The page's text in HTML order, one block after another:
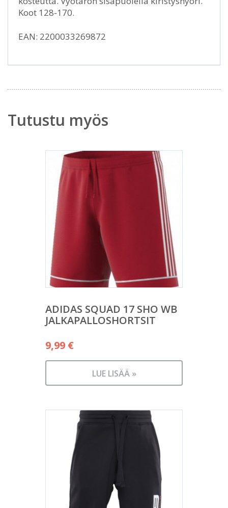
Koot 128-170.
EAN: 2200033269872
Tutustu myös
ADIDAS SQUAD 17 SHO WB
JALKAPALLOSHORTSIT
9,99 €
LUE LISÄÄ »